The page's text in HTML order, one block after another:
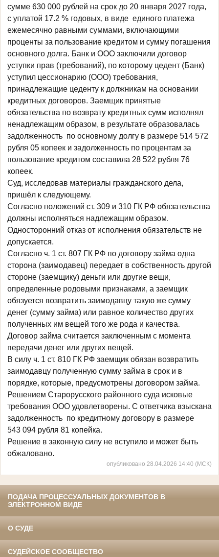
сумме 630 000 рублей на срок до 20 января 2027 года,
с уплатой 17.2 % годовых, в виде единого платежа
ежемесячно равными суммами, включающими
проценты за пользование кредитом и сумму погашения
основного долга. Банк и ООО заключили договор
уступки прав (требований), по которому цедент (Банк)
уступил цессионарию (ООО) требования,
принадлежащие цеденту к должникам на основании
кредитных договоров. Заемщик принятые
обязательства по возврату кредитных сумм исполнял
ненадлежащим образом, в результате образовалась
задолженность по основному долгу в размере 514 572
рубля 05 копеек и задолженность по процентам за
пользование кредитом составила 28 522 рубля 76
копеек.
Суд, исследовав материалы гражданского дела,
пришёл к следующему.
Согласно положений ст. 309 и 310 ГК РФ обязательства
должны исполняться надлежащим образом.
Односторонний отказ от исполнения обязательств не
допускается.
Согласно ч. 1 ст. 807 ГК РФ по договору займа одна
сторона (заимодавец) передает в собственность другой
стороне (заемщику) деньги или другие вещи,
определенные родовыми признаками, а заемщик
обязуется возвратить заимодавцу такую же сумму
денег (сумму займа) или равное количество других
полученных им вещей того же рода и качества.
Договор займа считается заключенным с момента
передачи денег или других вещей.
В силу ч. 1 ст. 810 ГК РФ заемщик обязан возвратить
заимодавцу полученную сумму займа в срок и в
порядке, которые, предусмотрены договором займа.
Решением Старорусского районного суда исковые
требования ООО удовлетворены. С ответчика взыскана
задолженность по кредитному договору в размере
543 094 рубля 81 копейка.
Решение в законную силу не вступило и может быть
обжаловано.
опубликовано 28.04.2026 14:40 (МСК)
ПОДАЧА ПРОЦЕССУАЛЬНЫХ ДОКУМЕНТОВ В
ЭЛЕКТРОННОМ ВИДЕ
О СУДЕ
СУДЕЙСКОЕ СООБЩЕСТВО